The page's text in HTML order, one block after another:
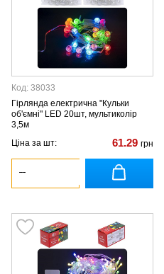
Код: 38033
Гірлянда електрична "Кульки
об'ємні" LED 20шт, мультиколір
3,5м
Ціна за шт:
61.29 грн